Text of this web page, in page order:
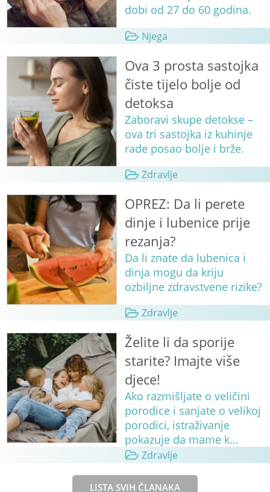
dobi od 27 do 60 godina.
Njega
Ova 3 prosta sastojka
čiste tijelo bolje od
detoksa
Zaboravi skupe detokse –
ova tri sastojka iz kuhinje
rade posao bolje i brže.
Zdravlje
OPREZ: Da li perete
dinje i lubenice prije
rezanja?
Da li znate da lubenica i
dinja mogu da kriju
ozbiljne zdravstvene rizike?
Zdravlje
Želite li da sporije
starite? Imajte više
djece!
Ako razmišljate o veličini
porodice i sanjate o velikoj
porodici, istraživanje
pokazuje da mame k...
Zdravlje
LISTA SVIH ČLANAKA